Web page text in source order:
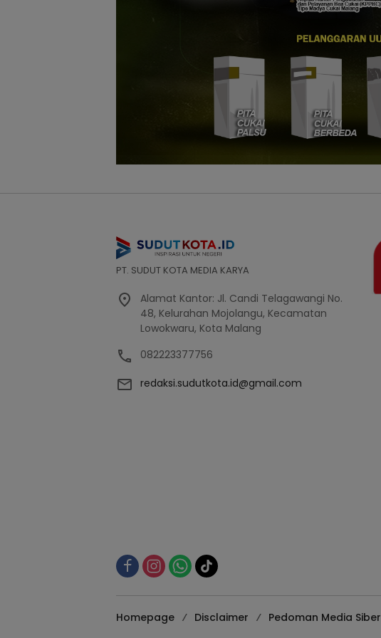
PT. SUDUT KOTA MEDIA KARYA
Alamat Kantor: Jl. Candi Telagawangi No.
48, Kelurahan Mojolangu, Kecamatan
Lowokwaru, Kota Malang
082223377756
redaksi.sudutkota.id@gmail.com
Homepage Disclaimer Pedoman Media Siber